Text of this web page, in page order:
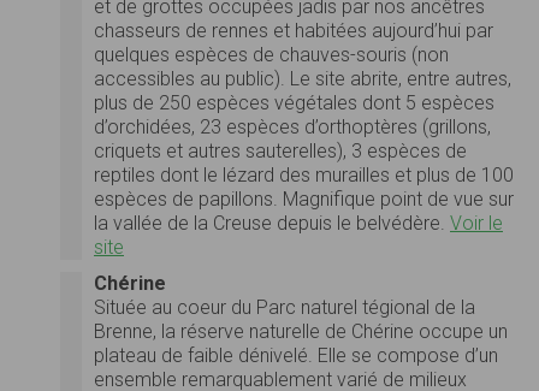
et de grottes occupées jadis par nos ancêtres
chasseurs de rennes et habitées aujourd’hui par
quelques espèces de chauves-souris (non
accessibles au public). Le site abrite, entre autres,
plus de 250 espèces végétales dont 5 espèces
d’orchidées, 23 espèces d’orthoptères (grillons,
criquets et autres sauterelles), 3 espèces de
reptiles dont le lézard des murailles et plus de 100
espèces de papillons. Magnifique point de vue sur
la vallée de la Creuse depuis le belvédère. Voir le
site
Chérine
Située au coeur du Parc naturel tégional de la
Brenne, la réserve naturelle de Chérine occupe un
plateau de faible dénivelé. Elle se compose d’un
ensemble remarquablement varié de milieux